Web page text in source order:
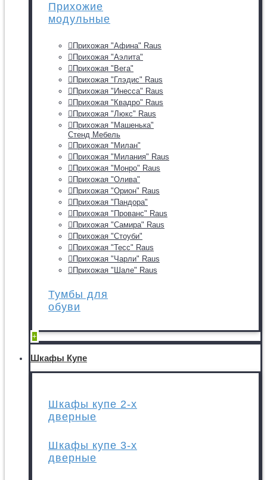
Прихожие
модульные
Прихожая "Афина" Raus
Прихожая "Аэлита"
Прихожая "Вега"
Прихожая "Глэдис" Raus
Прихожая "Инесса" Raus
Прихожая "Квадро" Raus
Прихожая "Люкс" Raus
Прихожая "Машенька"
Стенд Мебель
Прихожая "Милан"
Прихожая "Милания" Raus
Прихожая "Монро" Raus
Прихожая "Олива"
Прихожая "Орион" Raus
Прихожая "Пандора"
Прихожая "Прованс" Raus
Прихожая "Самира" Raus
Прихожая "Стоуби"
Прихожая "Тесс" Raus
Прихожая "Чарли" Raus
Прихожая "Шале" Raus
Тумбы для
обуви
+
Шкафы Купе
Шкафы купе 2-х
дверные
Шкафы купе 3-х
дверные